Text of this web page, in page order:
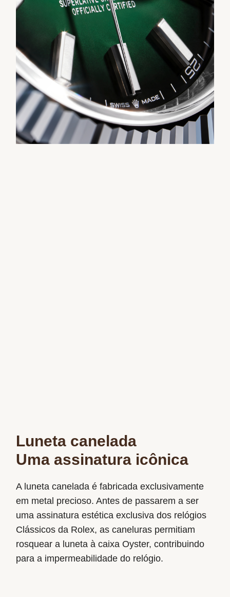
Luneta canelada
Uma assinatura icônica
A luneta canelada é fabricada exclusivamente
em metal precioso. Antes de passarem a ser
uma assinatura estética exclusiva dos relógios
Clássicos da Rolex, as caneluras permitiam
rosquear a luneta à caixa Oyster, contribuindo
para a impermeabilidade do relógio.